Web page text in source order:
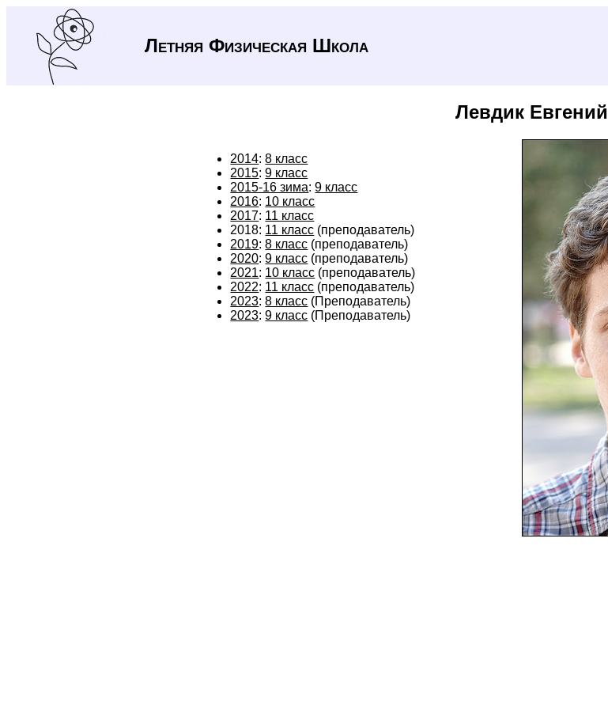
Летняя Физическая Школа
Левдик Евгений
2014:8 класс
2015:9 класс
2015-16 зима:9 класс
2016: 10 класс
2017: 11 класс
2018: 11 класс (преподаватель)
2019:8 класс (преподаватель)
2020:9 класс (преподаватель)
2021: 10 класс (преподаватель)
2022: 11 класс (преподаватель)
2023:8 класс (Преподаватель)
2023:9 класс (Преподаватель)